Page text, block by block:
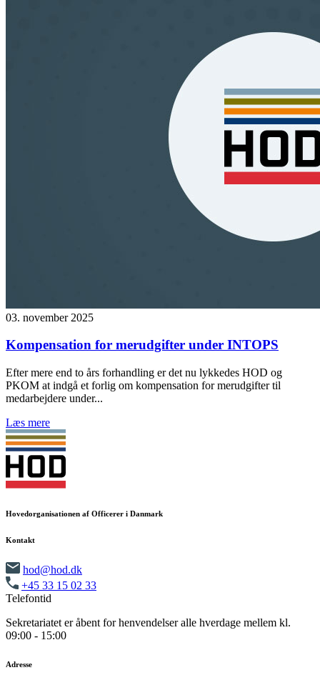
03. november 2025
Kompensation for merudgifter under INTOPS
Efter mere end to års forhandling er det nu lykkedes HOD og
PKOM at indgå et forlig om kompensation for merudgifter til
medarbejdere under...
Læs mere
Hovedorganisationen af Officerer i Danmark
Kontakt
hod@hod.dk
+45 33 15 02 33
Telefontid
Sekretariatet er åbent for henvendelser alle hverdage mellem kl.
09:00 - 15:00
Adresse